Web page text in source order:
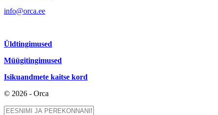
info@orca.ee
Üldtingimused
Müügitingimused
Isikuandmete kaitse kord
© 2026 - Orca